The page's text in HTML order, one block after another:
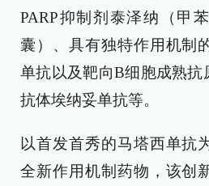
PARP抑制剂泰泽纳（甲
囊）、具有独特作用机制
单抗以及靶向B细胞成熟抗
抗体埃纳妥单抗等。
以首发首秀的马塔西单抗
全新作用机制药物，该创